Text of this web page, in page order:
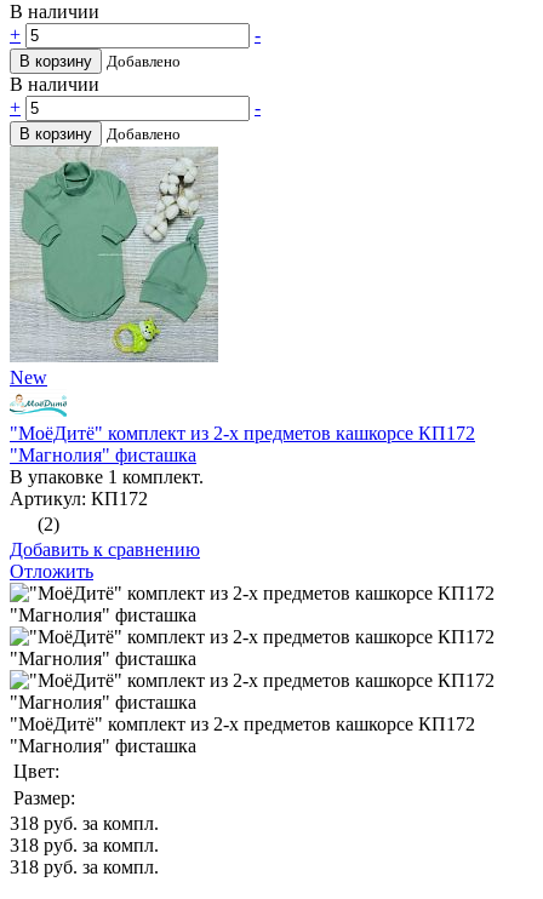
В наличии
+
-
В корзину Добавлено
В наличии
+
-
В корзину Добавлено
New
"МоёДитё" комплект из 2-х предметов кашкорсе КП172
"Магнолия" фисташка
В упаковке 1 комплект.
Артикул: КП172
(2)
Добавить к сравнению
Отложить
"МоёДитё" комплект из 2-х предметов кашкорсе КП172
"Магнолия" фисташка
Цвет:
Размер:
318 руб. за компл.
318 руб. за компл.
318 руб. за компл.